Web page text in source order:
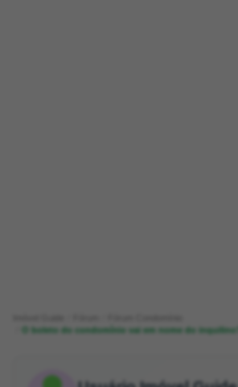
O boleto do condomínio vai em nome do inquilino?